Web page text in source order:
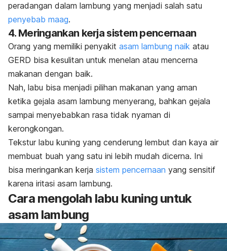
peradangan dalam lambung yang menjadi salah satu
penyebab maag.
4. Meringankan kerja sistem pencernaan
Orang yang memiliki penyakit asam lambung naik atau
GERD bisa kesulitan untuk menelan atau mencerna
makanan dengan baik.
Nah, labu bisa menjadi pilihan makanan yang aman
ketika gejala asam lambung menyerang, bahkan gejala
sampai menyebabkan rasa tidak nyaman di
kerongkongan.
Tekstur labu kuning yang cenderung lembut dan kaya air
membuat buah yang satu ini lebih mudah dicerna. Ini
bisa meringankan kerja sistem pencernaan yang sensitif
karena iritasi asam lambung.
Cara mengolah labu kuning untuk
asam lambung